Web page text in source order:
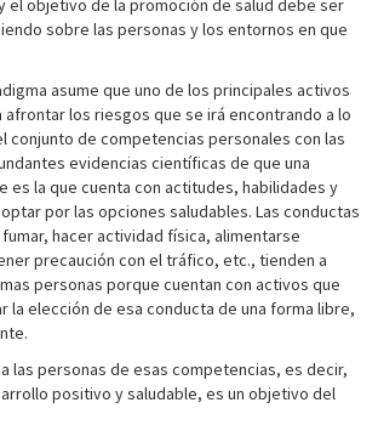
el objetivo de la promoción de salud debe ser
sobre las personas y los entornos en que
asume que uno de los principales activos
afrontar los riesgos que se irá encontrando a lo
conjunto de competencias personales con las
evidencias científicas de que una
es la que cuenta con actitudes, habilidades y
por las opciones saludables. Las conductas
hacer actividad física, alimentarse
precaución con el tráfico, etc., tienden a
personas porque cuentan con activos que
la elección de esa conducta de una forma libre,
las personas de esas competencias, es decir,
positivo y saludable, es un objetivo del